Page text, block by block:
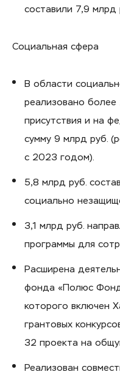
составили 7,9 млрд
Социальная сфера
В области
реализовано более
присутствия и на
сумму 9 млрд руб.
с 2023 годом).
5,8 млрд руб.
социально
3,1 млрд руб.
программы для
Расширена
фонда «Полюс
которого включен
грантовых
32 проекта на
Реализован